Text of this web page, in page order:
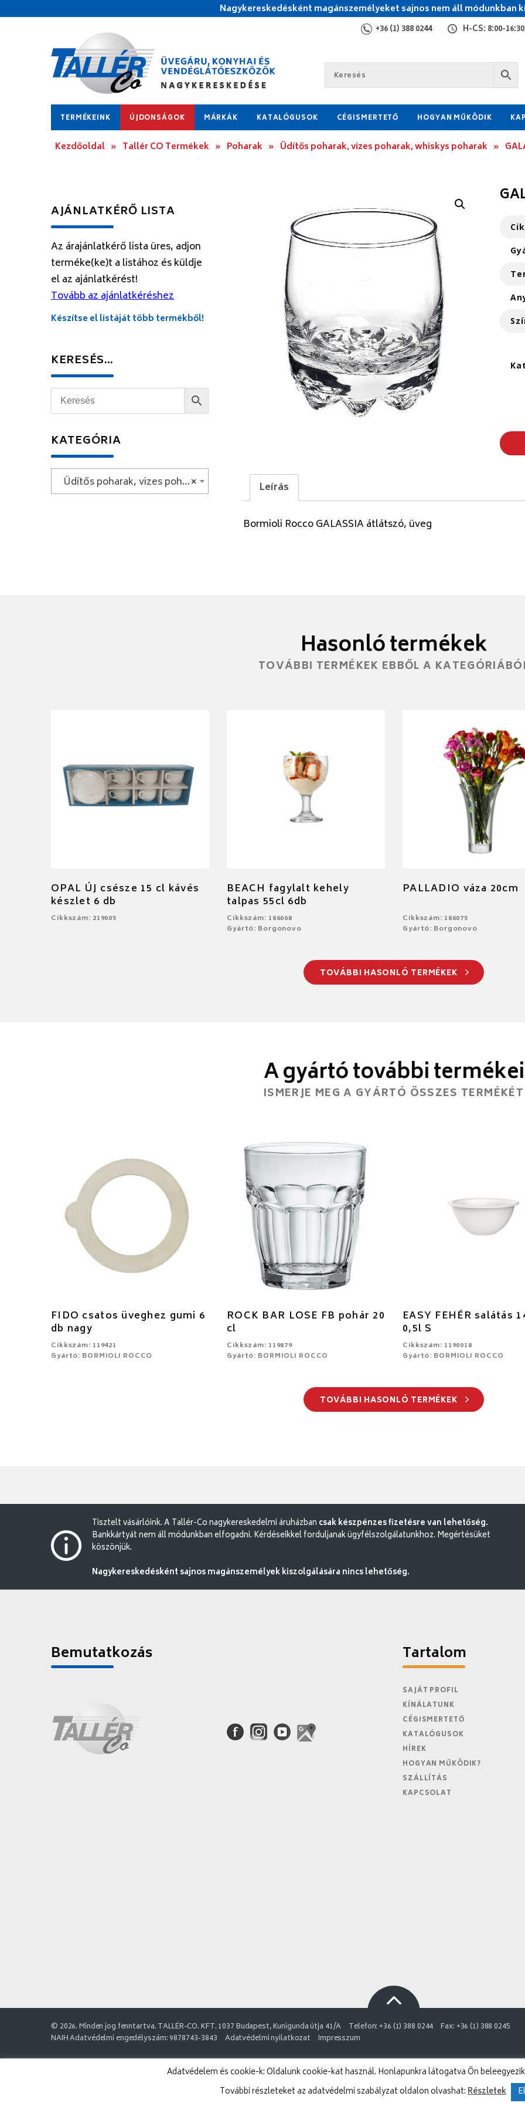
Nagykereskedésként magánszemélyeket sajnos nem áll módunkban
+36 (1) 388 0244 H-CS: 8:00-
TERMÉKEINK ÚJDONSÁGOK MÁRKÁK KATALÓGUSOK CÉGISMERTETŐ HOGYAN MŰKÖDIK
Kezdőoldal » Tallér CO Termékek » Poharak » Üdítős poharak, vizes poharak, whiskys poharak »
Leírás
Bormioli Rocco GALASSIA átlátszó, üveg
AJÁNLATKÉRŐ LISTA
Az árajánlatkérő lista üres, adjon
terméke(ke)t a listához és küldje
el az ajánlatkérést!
Tovább az ajánlatkéréshez
Készítse el listáját több termékből!
KERESÉS…
KATEGÓRIA
×
Üdítős poharak, vizes poharak, whiskys poharak
Hasonló termékek
TOVÁBBI TERMÉKEK EBBŐL A
OPAL ÚJ csésze 15 cl kávés
készlet 6 db
Cikkszám: 219005
BEACH fagylalt kehely
talpas 55cl 6db
Cikkszám: 186068
Gyártó: Borgonovo
PALLADIO váza 20cm
Cikkszám: 186075
Gyártó: Borgonovo
TOVÁBBI HASONLÓ TERMÉKEK
A gyártó további termékei
ISMERJE MEG A GYÁRTÓ ÖSSZES TERMÉKÉT
FIDO csatos üveghez gumi 6
db nagy
Cikkszám: 119421
Gyártó: BORMIOLI ROCCO
ROCK BAR LOSE FB pohár 20
cl
Cikkszám: 119879
Gyártó: BORMIOLI ROCCO
EASY FEHÉR salátás
0,5l S
Cikkszám: 1190018
Gyártó: BORMIOLI ROCCO
TOVÁBBI HASONLÓ TERMÉKEK
Tisztelt vásárlóink. A Tallér-Co nagykereskedelmi áruházban csak készpénzes fizetésre van lehetőség.
Bankkártyát nem áll módunkban elfogadni. Kérdéseikkel forduljanak ügyfélszolgálatunkhoz. Megértésüket
köszönjük.
Nagykereskedésként sajnos magánszemélyek kiszolgálására nincs lehetőség.
Bemutatkozás Tartalom
SAJÁT PROFIL
KÍNÁLATUNK
CÉGISMERTETŐ
KATALÓGUSOK
HÍREK
HOGYAN MŰKÖDIK?
SZÁLLÍTÁS
KAPCSOLAT
© 2026. Minden jog fenntartva. TALLÉR-CO. KFT. 1037 Budapest, Kunigunda útja 41/A Telefon: +36 (1) 388 0244
Fax: +36 (1) 388 0245
NAIH Adatvédelmi engedélyszám: 9878743-3843
Adatvédelmi nyilatkozat Impresszum
Adatvédelem és cookie-k: Oldalunk cookie-kat használ. Honlapunkra látogatva Ön
További részleteket az adatvédelmi szabályzat oldalon olvashat:Részletek